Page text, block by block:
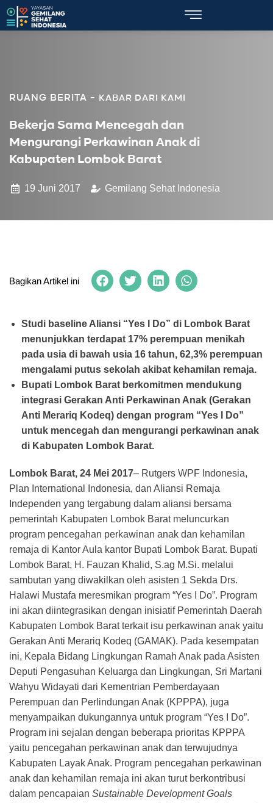
KABAR DARI KAMI
Bekerja Sama Mencegah dan
Mengurangi Perkawinan Anak di
Kabupaten Lombok Barat
19 Juni 2017 Gemilang Sehat Indonesia
Bagikan Artikel ini
Studi baseline Aliansi “Yes I Do” di Lombok Barat
menunjukkan terdapat 17% perempuan menikah
pada usia di bawah usia 16 tahun, 62,3% perempuan
mengalami putus sekolah akibat kehamilan remaja.
Bupati Lombok Barat berkomitmen mendukung
integrasi Gerakan Anti Perkawinan Anak (Gerakan
Anti Merariq Kodeq) dengan program “Yes I Do”
untuk mencegah dan mengurangi perkawinan anak
di Kabupaten Lombok Barat.
Lombok Barat, 24 Mei 2017– Rutgers WPF Indonesia,
Plan International Indonesia, dan Aliansi Remaja
Independen yang tergabung dalam aliansi bersama
pemerintah Kabupaten Lombok Barat meluncurkan
program pencegahan perkawinan anak dan kehamilan
remaja di Kantor Aula kantor Bupati Lombok Barat. Bupati
Lombok Barat, H. Fauzan Khalid, S.ag M.Si. melalui
sambutan yang diwakilkan oleh asisten 1 Sekda Drs.
Halawi Mustafa meresmikan program “Yes I Do”. Program
ini akan diintegrasikan dengan inisiatif Pemerintah Daerah
Kabupaten Lombok Barat terkait isu perkawinan anak yaitu
Gerakan Anti Merariq Kodeq (GAMAK). Pada kesempatan
ini, Kepala Bidang Lingkungan Ramah Anak pada Asisten
Deputi Pengasuhan Keluarga dan Lingkungan, Sri Martani
Wahyu Widayati dari Kementrian Pemberdayaan
Perempuan dan Perlindungan Anak (KPPPA), juga
menyampaikan dukungannya untuk program “Yes I Do”.
Program ini sejalan dengan beberapa prioritas KPPPA
yaitu pencegahan perkawinan anak dan terwujudnya
Kabupaten Layak Anak. Program pencegahan perkawinan
anak dan kehamilan remaja ini akan turut berkontribusi
dalam pencapaian Sustainable Development Goals